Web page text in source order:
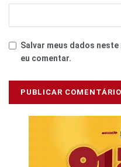
Salvar meus dados
eu comentar.